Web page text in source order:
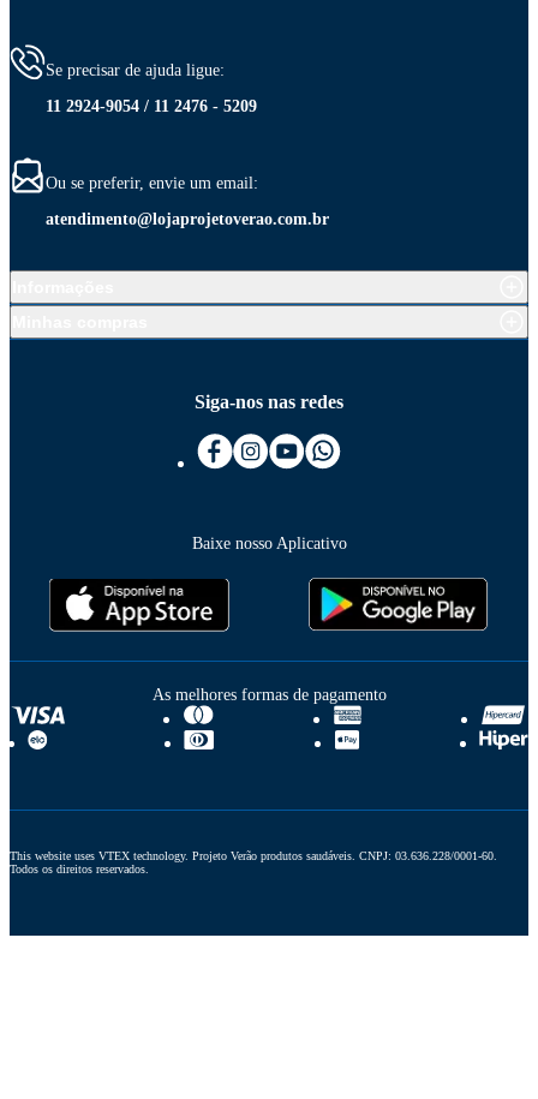
Se precisar de ajuda ligue:
11 2924-9054 / 11 2476 - 5209
Ou se preferir, envie um email:
atendimento@lojaprojetoverao.com.br
Siga-nos nas redes
Baixe nosso Aplicativo
As melhores formas de pagamento
This website uses VTEX technology. Projeto Verão produtos saudáveis. CNPJ: 03.636.228/0001-60.
Todos os direitos reservados.